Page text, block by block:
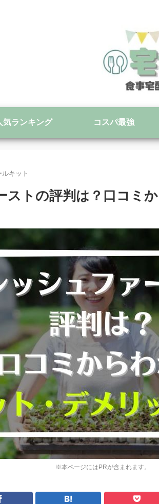
気ランキング コスパ最強
キット
ストの評判は？口コミ
※本ページにはPRが含まれます。